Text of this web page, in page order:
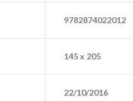
9782874022012
145 x 205
22/10/2016